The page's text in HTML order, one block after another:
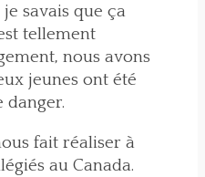
savais que ça
tellement
nous avons
jeunes ont été
danger.
fait réaliser à
au Canada.